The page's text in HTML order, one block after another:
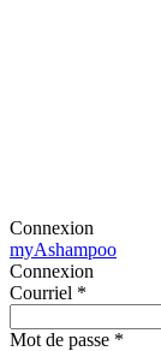
Connexion
myAshampoo
Connexion
Courriel *
Mot de passe *